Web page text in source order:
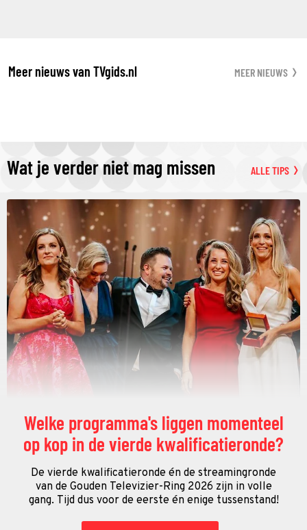
Meer nieuws van TVgids.nl MEER NIEUWS
Wat je verder niet mag missen ALLE TIPS
Welke programma's liggen momenteel
op kop in de vierde kwalificatieronde?
De vierde kwalificatieronde én de streamingronde
van de Gouden Televizier-Ring 2026 zijn in volle
gang. Tijd dus voor de eerste én enige tussenstand!